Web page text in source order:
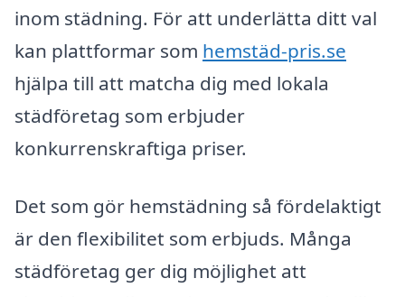
inom städning. För att underlätta ditt val
kan plattformar som hemstäd-pris.se
hjälpa till att matcha dig med lokala
städföretag som erbjuder
konkurrenskraftiga priser.
Det som gör hemstädning så fördelaktigt
är den flexibilitet som erbjuds. Många
städföretag ger dig möjlighet att